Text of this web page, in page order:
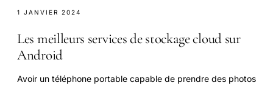
1 JANVIER 2024
Les meilleurs services de stockage cloud sur
Android
Avoir un téléphone portable capable de prendre des photos